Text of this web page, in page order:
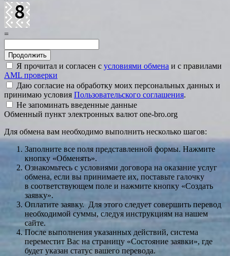
=
Я прочитал и согласен с условиями обмена и с правилами
AML проверки
Даю согласие на обработку моих персональных данных и
принимаю условия Пользовательского соглашения.
Не запоминать введенные данные
Обменный пункт электронных валют one-bro.org
Для обмена вам необходимо выполнить несколько шагов:
Заполните все поля представленной формы. Нажмите
кнопку «Обменять».
Ознакомьтесь с условиями договора на оказание услуг
обмена, если вы принимаете их, поставьте галочку
в соответствующем поле и нажмите кнопку «Создать
заявку».
Оплатите заявку. Для этого следует совершить перевод
необходимой суммы, следуя инструкциям на нашем
сайте.
После выполнения указанных действий, система
переместит Вас на страницу «Состояние заявки», где
будет указан статус вашего перевода.